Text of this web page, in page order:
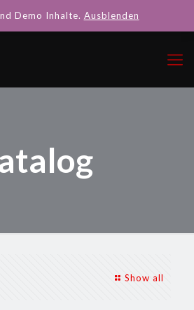
Show all
Demo Inhalte. Ausblenden